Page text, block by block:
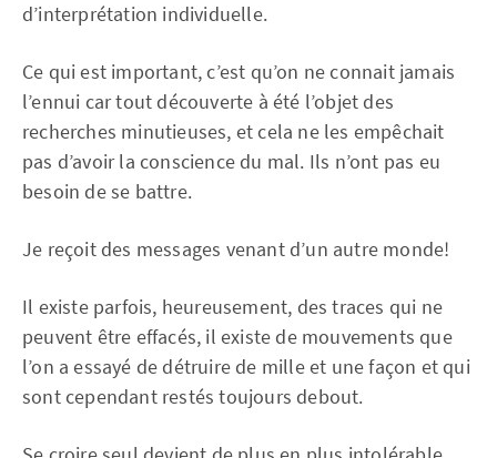
d’interprétation individuelle.
Ce qui est important, c’est qu’on ne connait jamais
l’ennui car tout découverte à été l’objet des
recherches minutieuses, et cela ne les empêchait
pas d’avoir la conscience du mal. Ils n’ont pas eu
besoin de se battre.
Je reçoit des messages venant d’un autre monde!
Il existe parfois, heureusement, des traces qui ne
peuvent être effacés, il existe de mouvements que
l’on a essayé de détruire de mille et une façon et qui
sont cependant restés toujours debout.